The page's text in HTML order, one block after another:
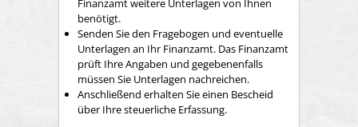
benötigt.
Senden Sie den Fragebogen und eventuelle
Unterlagen an Ihr Finanzamt. Das Finanzamt
prüft Ihre Angaben und gegebenenfalls
müssen Sie Unterlagen nachreichen.
Anschließend erhalten Sie einen Bescheid
über Ihre steuerliche Erfassung.